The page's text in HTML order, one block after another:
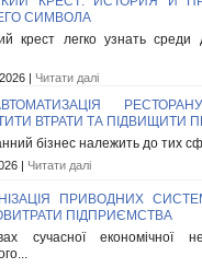
СИМВОЛА
крест легко узнать среди
| Читати далі
ВТРАТИ ТА ПІДВИЩИТИ
бізнес належить до тих
| Читати далі
ПРИВОДНИХ
ПІДПРИЄМСТВА
сучасної економічної